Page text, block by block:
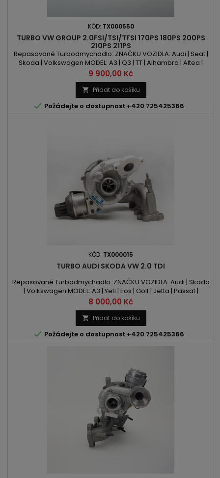
KÓD: TX000550
TURBO VW GROUP 2.0FSI/TSI/TFSI 170PS 180PS 200PS
210PS 211PS
Repasované Turbodmychadlo: ZNAČKU VOZIDLA: Audi | Seat |
Skoda | Volkswagen MODEL: A3 | Q3 | TT | Alhambra | Altea |
Leon | Octavia | Superb | Beetle | CC | Eos | Golf | Jetta | Passat |
Scirocco | Sharan | Tiguan KÓD MOTORU: CAWA | CAWB | CCTA
| CCTB | CCZA | CCZB | CCZC | CCZD OBSAH: 1984ccm 2.0FSI |
2.0TSI | 2.0TFSI VÝKON: 170PS / 125kW | 180PS / 132kW...
Cena
9 900,00 Kč
 Přidat do košíku
 Požádejte o dostupnost +420 725425366
KÓD: TX000015
TURBO AUDI SKODA VW 2.0 TDI
Repasované Turbodmychadlo: ZNAČKU VOZIDLA: Audi | Skoda
| Volkswagen MODEL: A3 | Yeti | Eos | Golf | Jetta | Passat |
Scirocco | Tiguan KÓD MOTORU: CBAA | CBAB | CBAC | CBDA |
CBDB | CBDC OBSAH: 1968 ccm 2.0TDI VÝKON: 110PS / 81kW |
136PS / 100kW | 140PS / 103kW | 143PS / 105kW ROK VÝROBY:
2003 -
Cena
8 000,00 Kč
 Přidat do košíku
 Požádejte o dostupnost +420 725425366